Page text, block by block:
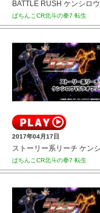
BATTLE RUSH ケンシロウ
ぱちんこCR北斗の拳7 転生
2017年04月17日
ぱちんこCR北斗の拳7 転生